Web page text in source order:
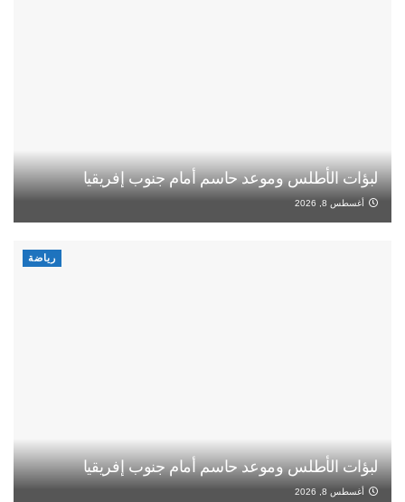
لبؤات الأطلس وموعد حاسم أمام جنوب إفريقيا
أغسطس 8, 2026
رياضة
لبؤات الأطلس وموعد حاسم أمام جنوب إفريقيا
أغسطس 8, 2026